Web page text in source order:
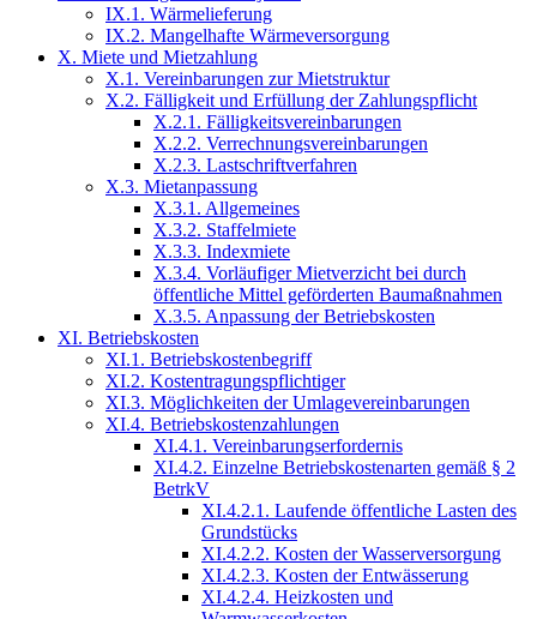
IX.1. Wärmelieferung
IX.2. Mangelhafte Wärmeversorgung
X. Miete und Mietzahlung
X.1. Vereinbarungen zur Mietstruktur
X.2. Fälligkeit und Erfüllung der Zahlungspflicht
X.2.1. Fälligkeitsvereinbarungen
X.2.2. Verrechnungsvereinbarungen
X.2.3. Lastschriftverfahren
X.3. Mietanpassung
X.3.1. Allgemeines
X.3.2. Staffelmiete
X.3.3. Indexmiete
X.3.4. Vorläufiger Mietverzicht bei durch
öffentliche Mittel geförderten Baumaßnahmen
X.3.5. Anpassung der Betriebskosten
XI. Betriebskosten
XI.1. Betriebskostenbegriff
XI.2. Kostentragungspflichtiger
XI.3. Möglichkeiten der Umlagevereinbarungen
XI.4. Betriebskostenzahlungen
XI.4.1. Vereinbarungserfordernis
XI.4.2. Einzelne Betriebskostenarten gemäß § 2
BetrkV
XI.4.2.1. Laufende öffentliche Lasten des
Grundstücks
XI.4.2.2. Kosten der Wasserversorgung
XI.4.2.3. Kosten der Entwässerung
XI.4.2.4. Heizkosten und